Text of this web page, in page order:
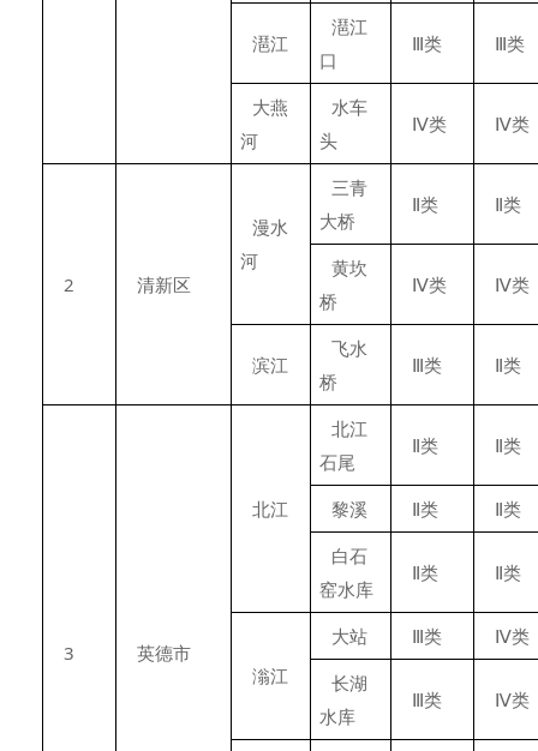
潖江
潖江
口
Ⅲ类 Ⅲ类
大燕
河
水车
头
Ⅳ类 Ⅳ类
2 清新区
漫水
河
三青
大桥
Ⅱ类 Ⅱ类
黄坎
桥
Ⅳ类 Ⅳ类
滨江
飞水
桥
Ⅲ类 Ⅱ类
3 英德市
北江
北江
石尾
Ⅱ类 Ⅱ类
黎溪 Ⅱ类
Ⅱ类
白石
窑水库
Ⅱ类 Ⅱ类
滃江
大站 Ⅲ类
Ⅳ类
长湖
水库
Ⅲ类 Ⅳ类